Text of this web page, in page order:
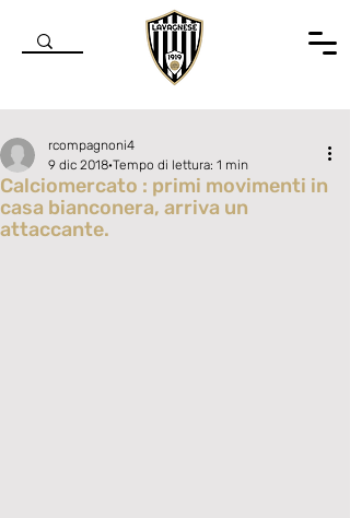
Calciomercato : primi movimenti in
casa bianconera, arriva un
attaccante.
rcompagnoni4
9 dic 2018 Tempo di lettura: 1 min